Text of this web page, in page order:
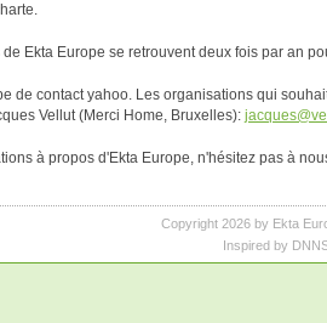
Ekta Europe se retrouvent deux fois par an
de contact yahoo. Les organisations qui
Vellut (Merci Home, Bruxelles):
à propos d'Ekta Europe, n'hésitez pas à
Copyright 2026 by Ekta
Inspired by